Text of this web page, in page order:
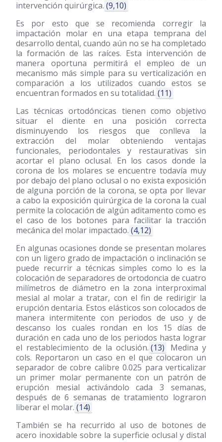
intervención quirúrgica. (9,10)
Es por esto que se recomienda corregir la
impactación molar en una etapa temprana del
desarrollo dental, cuando aún no se ha completado
la formación de las raíces. Esta intervención de
manera oportuna permitirá el empleo de un
mecanismo más simple para su verticalización en
comparación a los utilizados cuando estos se
encuentran formados en su totalidad. (11)
Las técnicas ortodóncicas tienen como objetivo
situar el diente en una posición correcta
disminuyendo los riesgos que conlleva la
extracción del molar obteniendo ventajas
funcionales, periodontales y restaurativas sin
acortar el plano oclusal. En los casos donde la
corona de los molares se encuentre todavía muy
por debajo del plano oclusal o no exista exposición
de alguna porción de la corona, se opta por llevar
a cabo la exposición quirúrgica de la corona la cual
permite la colocación de algún aditamento como es
el caso de los botones para facilitar la tracción
mecánica del molar impactado. (4,12)
En algunas ocasiones donde se presentan molares
con un ligero grado de impactación o inclinación se
puede recurrir a técnicas simples como lo es la
colocación de separadores de ortodoncia de cuatro
milímetros de diámetro en la zona interproximal
mesial al molar a tratar, con el fin de redirigir la
erupción dentaria. Estos elásticos son colocados de
manera intermitente con periodos de uso y de
descanso los cuales rondan en los 15 días de
duración en cada uno de los periodos hasta lograr
el restablecimiento de la oclusión. (13)
Medina y
cols. Reportaron un caso en el que colocaron un
separador de cobre calibre 0.025 para verticalizar
un primer molar permanente con un patrón de
erupción mesial activándolo cada 3 semanas,
después de 6 semanas de tratamiento lograron
liberar el molar. (14)
También se ha recurrido al uso de botones de
acero inoxidable sobre la superficie oclusal y distal